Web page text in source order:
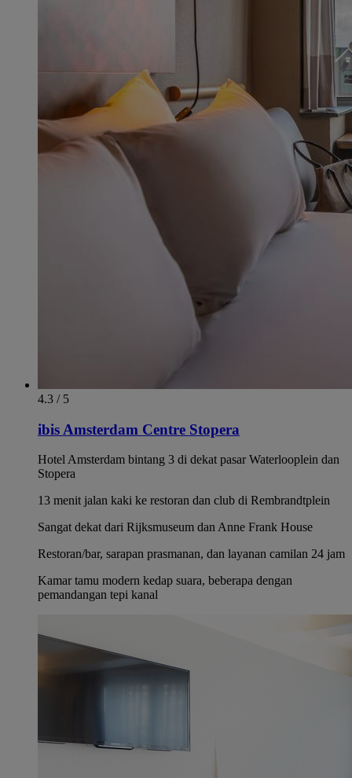
4.3 / 5
ibis Amsterdam Centre Stopera
Hotel Amsterdam bintang 3 di dekat pasar Waterlooplein dan
Stopera
13 menit jalan kaki ke restoran dan club di Rembrandtplein
Sangat dekat dari Rijksmuseum dan Anne Frank House
Restoran/bar, sarapan prasmanan, dan layanan camilan 24 jam
Kamar tamu modern kedap suara, beberapa dengan
pemandangan tepi kanal